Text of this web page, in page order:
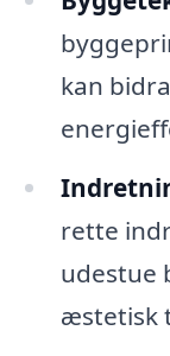
kan
rette
udestue
æstetisk